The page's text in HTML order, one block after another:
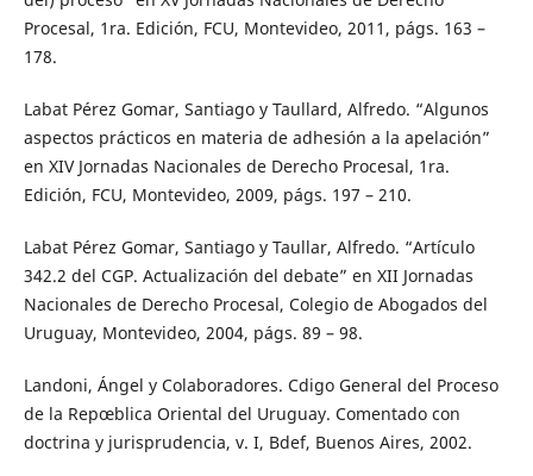
Procesal, 1ra. Edición, FCU, Montevideo, 2011, págs. 163 –
178.
Labat Pérez Gomar, Santiago y Taullard, Alfredo. “Algunos
aspectos prácticos en materia de adhesión a la apelación”
en XIV Jornadas Nacionales de Derecho Procesal, 1ra.
Edición, FCU, Montevideo, 2009, págs. 197 – 210.
Labat Pérez Gomar, Santiago y Taullar, Alfredo. “Artículo
342.2 del CGP. Actualización del debate” en XII Jornadas
Nacionales de Derecho Procesal, Colegio de Abogados del
Uruguay, Montevideo, 2004, págs. 89 – 98.
Landoni, Ángel y Colaboradores. Cdigo General del Proceso
de la Repœblica Oriental del Uruguay. Comentado con
doctrina y jurisprudencia, v. I, Bdef, Buenos Aires, 2002.